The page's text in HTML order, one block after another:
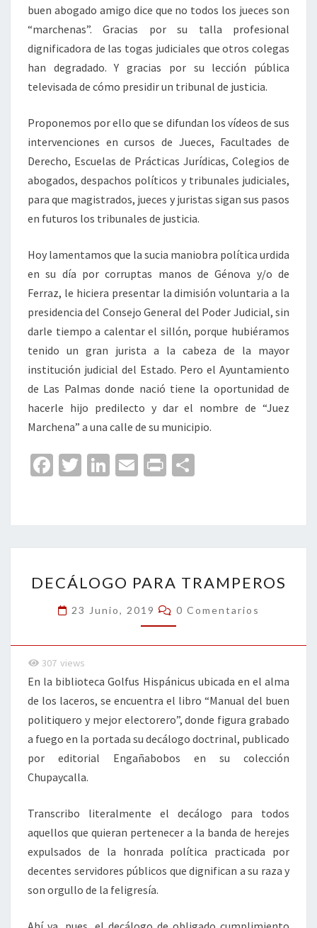
buen abogado amigo dice que no todos los jueces son
“marchenas”. Gracias por su talla profesional
dignificadora de las togas judiciales que otros colegas
han degradado. Y gracias por su lección pública
televisada de cómo presidir un tribunal de justicia.
Proponemos por ello que se difundan los vídeos de sus
intervenciones en cursos de Jueces, Facultades de
Derecho, Escuelas de Prácticas Jurídicas, Colegios de
abogados, despachos políticos y tribunales judiciales,
para que magistrados, jueces y juristas sigan sus pasos
en futuros los tribunales de justicia.
Hoy lamentamos que la sucia maniobra política urdida
en su día por corruptas manos de Génova y/o de
Ferraz, le hiciera presentar la dimisión voluntaria a la
presidencia del Consejo General del Poder Judicial, sin
darle tiempo a calentar el sillón, porque hubiéramos
tenido un gran jurista a la cabeza de la mayor
institución judicial del Estado. Pero el Ayuntamiento
de Las Palmas donde nació tiene la oportunidad de
hacerle hijo predilecto y dar el nombre de “Juez
Marchena” a una calle de su municipio.
Fa
o
o
k
T
er
Li
dI
n
E
l
Pr
p
ar
tir
PARA
TRAMPEROS
DECÁLOGO PARA TRAMPEROS
23 Junio, 2019 Comentarios
0 Comentarios
307 views
En la biblioteca Golfus Hispánicus ubicada en el alma
de los laceros, se encuentra el libro “Manual del buen
politiquero y mejor electorero”, donde figura grabado
a fuego en la portada su decálogo doctrinal, publicado
por editorial Engañabobos en su colección
Chupaycalla.
Transcribo literalmente el decálogo para todos
aquellos que quieran pertenecer a la banda de herejes
expulsados de la honrada política practicada por
decentes servidores públicos que dignifican a su raza y
son orgullo de la feligresía.